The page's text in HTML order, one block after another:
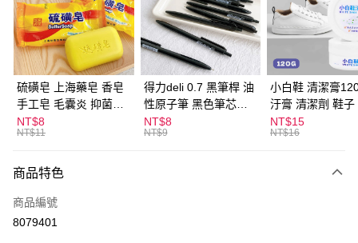
Apple Pay
街口支付
悠遊付
ATM付款
全家取貨付款
每筆NT$60，滿NT$599(含以上)免運費
付款後全家取貨
硫磺皂 上海藥皂 香皂
手工皂 毛囊炎 抑菌除
蟎 清潔護膚 去油去痘
寵物皮膚病 狗狗貓咪
NT$8
NT$11
得力deli 0.7 黑筆桿 油
性原子筆 黑色筆芯
S304
NT$8
NT$9
小白鞋 清潔膏
汙膏 清潔劑 鞋子
漬 白皮鞋 鞋油
NT$15
NT$16
商品特色
商品編號
8079401